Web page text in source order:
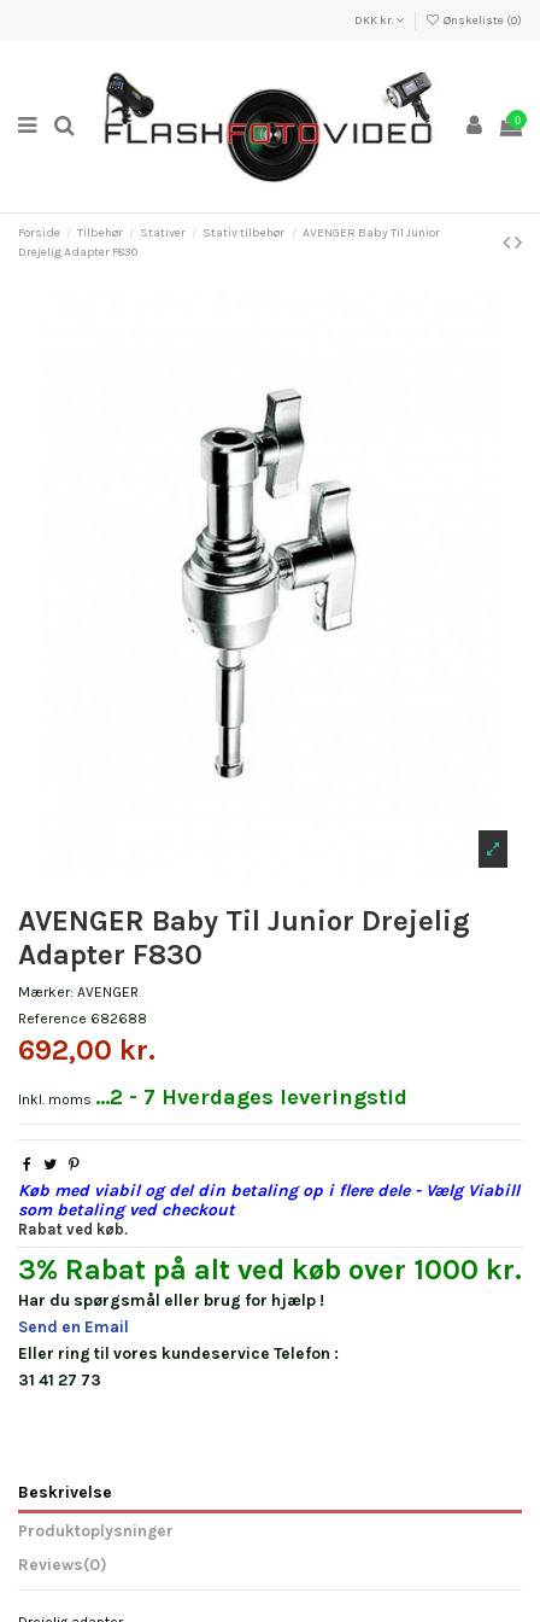
DKK kr. Ønskeliste (0)
0
Forside Tilbehør Stativer Stativ tilbehør
AVENGER Baby Til Junior
Drejelig Adapter F830
AVENGER Baby Til Junior Drejelig
Adapter F830
Mærker: AVENGER
Reference 682688
692,00 kr.
Inkl. moms ...2 - 7 Hverdages leveringstid
Køb med viabil og del din betaling op i flere dele - Vælg Viabill
som betaling ved checkout
Rabat ved køb.
3% Rabat på alt ved køb over 1000 kr.
Har du spørgsmål eller brug for hjælp !
Send en Email
Eller ring til vores kundeservice Telefon :
31 41 27 73
Beskrivelse
Produktoplysninger
Reviews(0)